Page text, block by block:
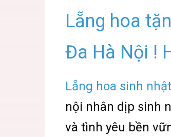
Lẵng hoa
Đa Hà Nội !
Lẵng hoa sinh nhật
nội nhân dịp sinh
và tình yêu bền